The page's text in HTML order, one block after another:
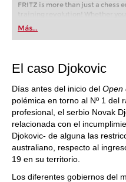
FRITZ is more than just a chess
training revolution! Whether
first steps into the world of club
playing at a tournament level:
train more efficiently,
Más...
El caso Djokovic
Días antes del inicio del Open
polémica en torno al Nº 1 del
profesional, el serbio Novak
relacionada con el
Djokovic- de alguna las
australiano, respecto al
19 en su territorio.
Los diferentes gobiernos del